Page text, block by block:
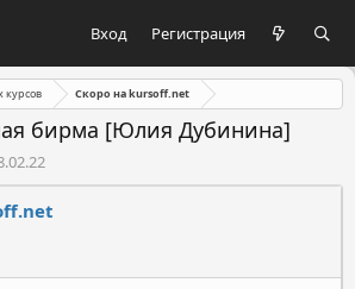
Вход Регистрация
курсов Скоро на kursoff.net
бирма [Юлия Дубинина]